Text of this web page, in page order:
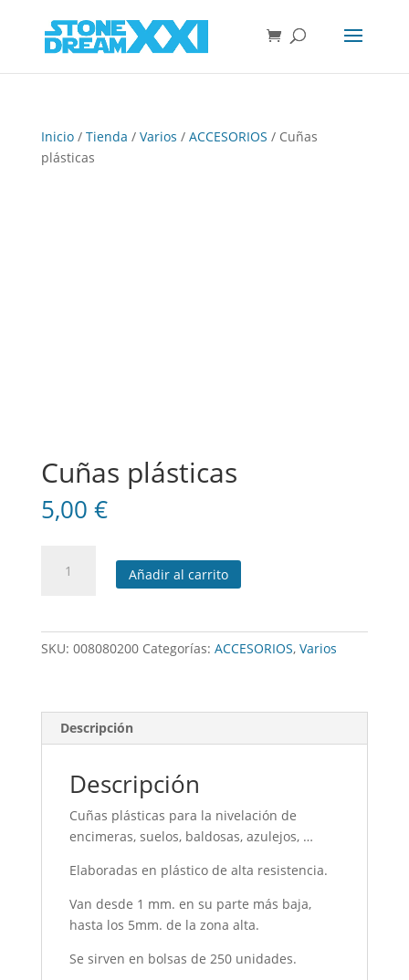
Inicio/ Tienda / Varios / ACCESORIOS / Cuñas
plásticas
Cuñas plásticas
5,00 €
plásticas
Añadir al carrito
SKU: 008080200 Categorías: ACCESORIOS, Varios
Descripción
Descripción
Cuñas plásticas para la nivelación de
encimeras, suelos, baldosas, azulejos, …
Elaboradas en plástico de alta resistencia.
Van desde 1 mm. en su parte más baja,
hasta los 5mm. de la zona alta.
Se sirven en bolsas de 250 unidades.